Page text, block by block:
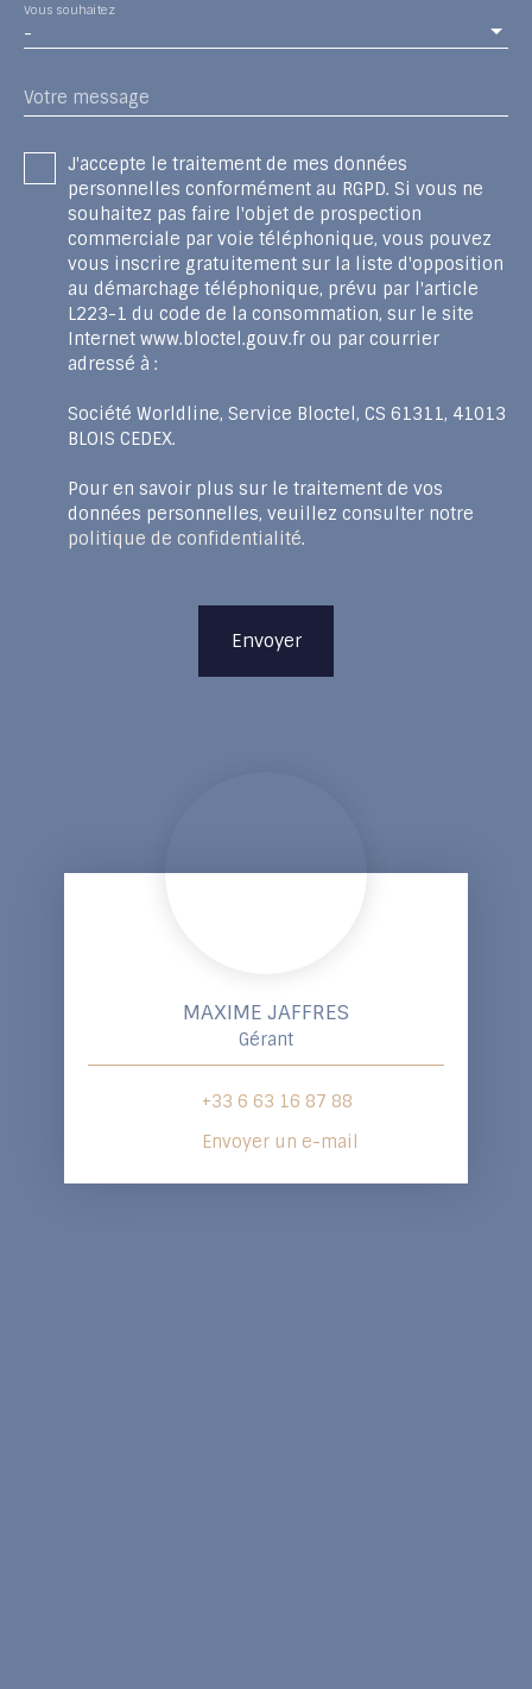
-
Vous souhaitez
Votre message
J'accepte le traitement de mes données
personnelles conformément au RGPD. Si vous ne
souhaitez pas faire l'objet de prospection
commerciale par voie téléphonique, vous pouvez
vous inscrire gratuitement sur la liste d'opposition
au démarchage téléphonique, prévu par l'article
L223-1 du code de la consommation, sur le site
Internet www.bloctel.gouv.fr ou par courrier
adressé à :
Société Worldline, Service Bloctel, CS 61311, 41013
BLOIS CEDEX.
Pour en savoir plus sur le traitement de vos
données personnelles, veuillez consulter notre
politique de confidentialité.
Envoyer
MAXIME JAFFRES
Gérant
+33 6 63 16 87 88
Envoyer un e-mail